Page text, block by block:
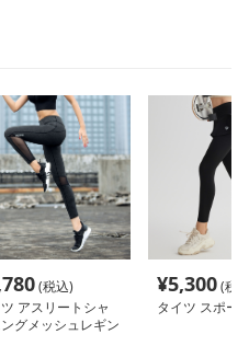
(税込)
アスリートシャ
グメッシュレギン
¥5,300(税
タイツ スポー